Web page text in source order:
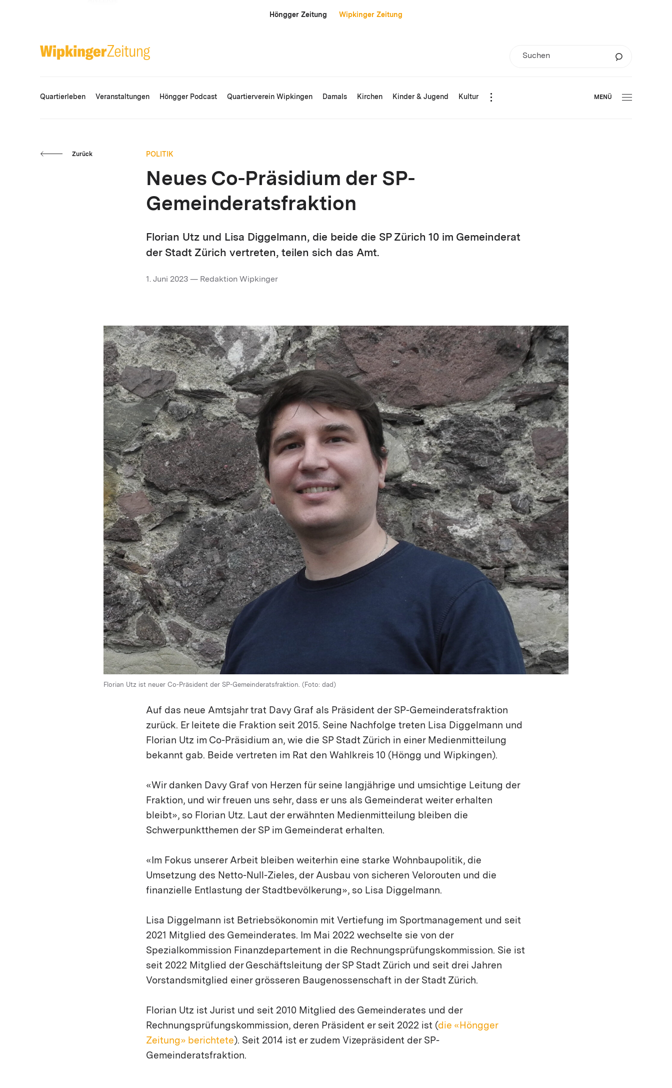
Höngger Zeitung Wipkinger Zeitung
Quartierleben Veranstaltungen Höngger Podcast Quartierverein Wipkingen Damals Kirchen Kinder & Jugend Kultur MENÜ
Zurück POLITIK
Neues Co-Präsidium der SP-
Gemeinderatsfraktion
Florian Utz und Lisa Diggelmann, die beide die SP Zürich 10 im Gemeinderat
der Stadt Zürich vertreten, teilen sich das Amt.
1. Juni 2023 — Redaktion Wipkinger
Florian Utz ist neuer Co-Präsident der SP-Gemeinderatsfraktion. (Foto: dad)
Auf das neue Amtsjahr trat Davy Graf als Präsident der SP-Gemeinderatsfraktion
zurück. Er leitete die Fraktion seit 2015. Seine Nachfolge treten Lisa Diggelmann und
Florian Utz im Co-Präsidium an, wie die SP Stadt Zürich in einer Medienmitteilung
bekannt gab. Beide vertreten im Rat den Wahlkreis 10 (Höngg und Wipkingen).
«Wir danken Davy Graf von Herzen für seine langjährige und umsichtige Leitung der
Fraktion, und wir freuen uns sehr, dass er uns als Gemeinderat weiter erhalten
bleibt», so Florian Utz. Laut der erwähnten Medienmitteilung bleiben die
Schwerpunktthemen der SP im Gemeinderat erhalten.
«Im Fokus unserer Arbeit bleiben weiterhin eine starke Wohnbaupolitik, die
Umsetzung des Netto-Null-Zieles, der Ausbau von sicheren Velorouten und die
finanzielle Entlastung der Stadtbevölkerung», so Lisa Diggelmann.
Lisa Diggelmann ist Betriebsökonomin mit Vertiefung im Sportmanagement und seit
2021 Mitglied des Gemeinderates. Im Mai 2022 wechselte sie von der
Spezialkommission Finanzdepartement in die Rechnungsprüfungskommission. Sie ist
seit 2022 Mitglied der Geschäftsleitung der SP Stadt Zürich und seit drei Jahren
Vorstandsmitglied einer grösseren Baugenossenschaft in der Stadt Zürich.
Florian Utz ist Jurist und seit 2010 Mitglied des Gemeinderates und der
Rechnungsprüfungskommission, deren Präsident er seit 2022 ist (die «Höngger
Zeitung» berichtete). Seit 2014 ist er zudem Vizepräsident der SP-
Gemeinderatsfraktion.